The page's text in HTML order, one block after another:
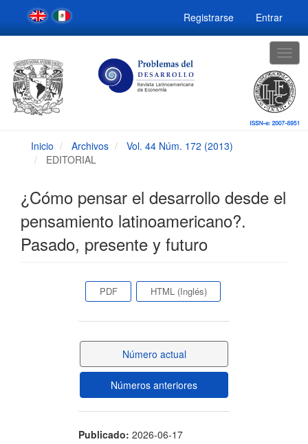
Navegación
principal
Contenido
Barra
lateral
Registrarse Entrar
Inicio Archivos
Vol. 44 Núm. 172 (2013)
EDITORIAL
¿Cómo pensar el desarrollo desde el
pensamiento latinoamericano?.
Pasado, presente y futuro
artículo
PDF HTML (Inglés)
Número actual
Números anteriores
Publicado: 2026-06-17